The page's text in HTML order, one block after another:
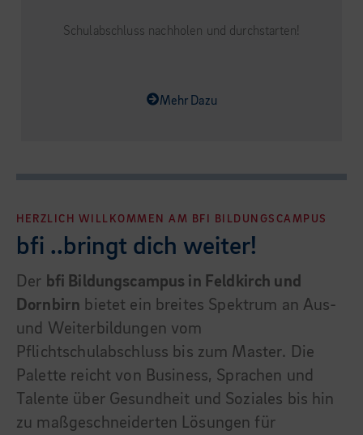
Schulabschluss nachholen und durchstarten!
Mehr Dazu
HERZLICH WILLKOMMEN AM BFI BILDUNGSCAMPUS
bfi ..bringt dich weiter!
Der bfi Bildungscampus in Feldkirch und
Dornbirn bietet ein breites Spektrum an Aus-
und Weiterbildungen vom
Pflichtschulabschluss bis zum Master. Die
Palette reicht von Business, Sprachen und
Talente über Gesundheit und Soziales bis hin
zu maßgeschneiderten Lösungen für